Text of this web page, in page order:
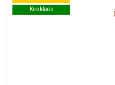
Kesklaos
Kesklaos